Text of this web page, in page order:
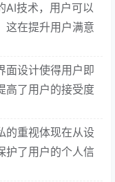
AI技术，用户可以
这在提升用户满意
面设计使得用户即
高了用户的接受度
的重视体现在从设
护了用户的个人信